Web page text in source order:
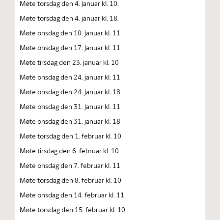
Møte torsdag den 4. januar kl. 10.
Møte torsdag den 4. januar kl. 18.
Møte onsdag den 10. januar kl. 11.
Møte onsdag den 17. januar kl. 11
Møte tirsdag den 23. januar kl. 10
Møte onsdag den 24. januar kl. 11
Møte onsdag den 24. januar kl. 18
Møte onsdag den 31. januar kl. 11
Møte onsdag den 31. januar kl. 18
Møte torsdag den 1. februar kl. 10
Møte tirsdag den 6. februar kl. 10
Møte onsdag den 7. februar kl. 11
Møte torsdag den 8. februar kl. 10
Møte onsdag den 14. februar kl. 11
Møte torsdag den 15. februar kl. 10